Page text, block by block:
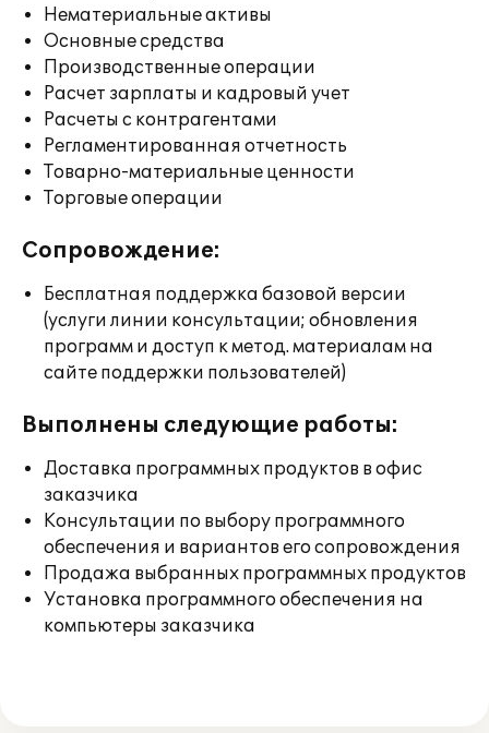
Нематериальные активы
Основные средства
Производственные операции
Расчет зарплаты и кадровый учет
Расчеты с контрагентами
Регламентированная отчетность
Товарно-материальные ценности
Торговые операции
Сопровождение:
Бесплатная поддержка базовой версии
(услуги линии консультации; обновления
программ и доступ к метод. материалам на
сайте поддержки пользователей)
Выполнены следующие работы:
Доставка программных продуктов в офис
заказчика
Консультации по выбору программного
обеспечения и вариантов его сопровождения
Продажа выбранных программных продуктов
Установка программного обеспечения на
компьютеры заказчика